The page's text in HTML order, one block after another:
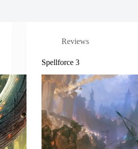
Reviews
Spellforce 3